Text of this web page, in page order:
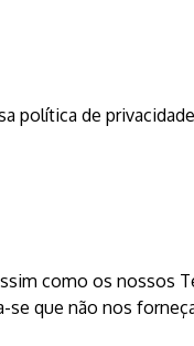
de
como os nossos
que não nos